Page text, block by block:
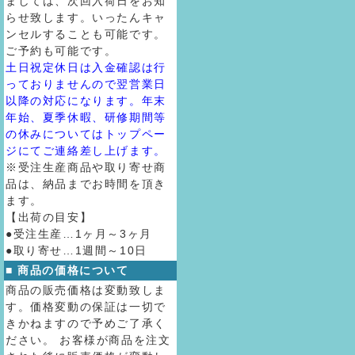
らせ致します。いったんキャ
ンセルすることも可能です。
ご予約も可能です。
土日祝定休日は入金確認は行
っておりませんので翌営業日
以降の対応になります。年末
年始、夏季休暇、研修期間等
の休みについてはトップペー
ジにてご連絡差し上げます。
※受注生産商品や取り寄せ商
品は、納品までお時間を頂き
ます。
【出荷の目安】
●受注生産…1ヶ月～3ヶ月
●取り寄せ…1週間～10日
■ 商品の価格について
商品の販売価格は変動致しま
す。価格変動の保証は一切で
きかねますので予めご了承く
ださい。 お客様が商品を注文